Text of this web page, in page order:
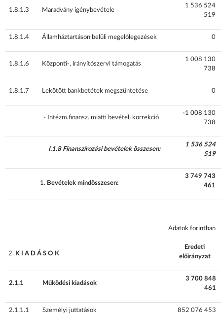
1.8.1.3 Maradvány igénybevétele
1 536 524
519
1.8.1.4 Államháztartáson belüli megelőlegezések 0
1.8.1.6 Központi-, irányítószervi támogatás
1 008 130
738
1.8.1.7 Lekötött bankbetétek megszüntetése 0
- Intézm.finansz. miatti bevételi korrekció
-1 008 130
738
I.1.8 Finanszírozási bevételek összesen:
1 536 524
519
Bevételek mindösszesen:
3 749 743
461
Adatok forintban
K I A D Á S O K
Eredeti
előirányzat
2.1.1 Működési kiadások
3 700 848
461
2.1.1.1 Személyi juttatások 852 076 453